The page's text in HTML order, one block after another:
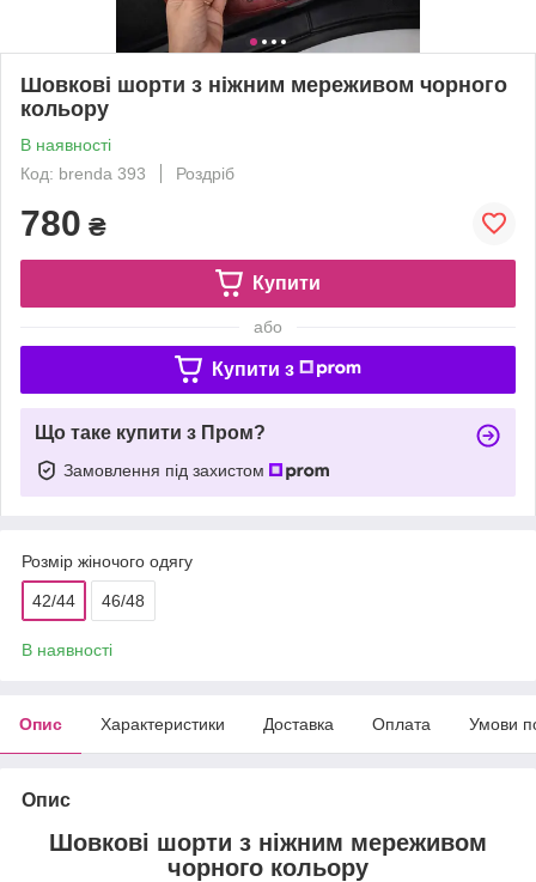
Шовкові шорти з ніжним мереживом чорного
кольору
В наявності
Код: brenda 393
Роздріб
780 ₴
Купити
або
Купити з
Що таке купити з Пром?
Замовлення під захистом
Розмір жіночого одягу
42/44 46/48
В наявності
Опис Характеристики Доставка Оплата Умови
Опис
Шовкові шорти з ніжним мереживом
чорного кольору